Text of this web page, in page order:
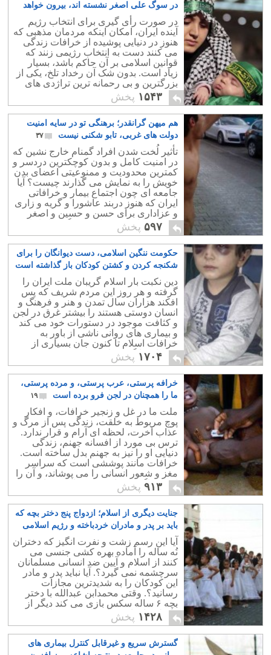
در سوگ علی اصغر نشسته اند، بیرون خواهد
در صورت رأی گیری برای انتخاب رژیم
آینده ایران، امکان اینکه مردمان مذهبی که
هنوز در دنیایی پوشیده از خرافات زندگی
می کنند دست به انتخاب رژیمی زنند که
قوانین اسلامی بر آن حاکم باشد، بسیار
زیاد است. بدون شک آن رخداد تلخ، یکی از
بزرگترین و بی رحمانه ترین تراژدی های
تاریخ ایران زمین خواهد بود.
۱۵۴۳ پخش
هم میهن گرانقدر؛ برهنگی تو در سایه امنیت
دولت های غربی، تابو شکنی نیست
۳۷
تأثیر لُخت شدن افراد گمنام خارج نشین که
در امنیت کامل و بدون کوچکترین دردسر و
کمترین محدودیت و ممنوعیتی اعضای بدن
خویش را به نمایش می گذارند چیست؟ آیا
جامعه ای چون اجتماع بیمار و خرافاتی
ایران که هنوز دربند عاشورا و گریه و زاری
و عزاداری برای حسن و حسین و اصغر
است، توانایی هضم این برهنگی ها را دارد؟
۵۹۷ پخش
حکومت ننگین اسلامی، دست دیوانگان را برای
شکنجه کردن و کشتن کودکان باز گذاشته است
۱۲
دین نکبت بار اسلام گریبان ملت ایران را
گرفته و هر روز این مردم شریف که پس
افکند هزاران سال تمدن و هنر و فرهنگ و
انسان دوستی هستند را بیشتر غرق در لجن
و کثافت موجود در دستورات خود می کند
و بیماری های روانی ناشی از باور به
خرافات اسلام تا کنون جان بسیاری از
کودکان را گرفته است.
۱۷۰۴ پخش
خرافه پرستی، عرب پرستی، و مرده پرستی،
ما را همچنان در لجن فرو برده است
۱۹
ملت ما در غل و زنجیر خرافات، و افکار
پوچ مربوط به خلقت، زندگی پس از مرگ و
عذاب آخرت، لحظه ای آرام و قرار ندارد.
ترس بی مورد از افسانه جهنم، زندگی
دنیایی او را نیز به جهنم بدل ساخته است.
خرافات مانند پوششی است که سراسر
مغز و شعور انسانی را می پوشاند، و آن را
ازهرفراگیری و اندیشیدن باز می دارد.
۹۱۳ پخش
جنایت دیگری از اسلام؛ ازدواج پنج دختر بچه که
باید بر پدر و مادران خردباخته و رژیم اسلامی
تف ملامت انداخت
۷۸
آیا این رسم زشت و نفرت انگیز که دختران
نُه ساله را آماده بهره کشی جنسی می
کنند از اسلام و آیین ضد انسانی مسلمانان
سرچشمه نمی گیرد؟. آیا نباید پدر و مادر
این کودکان را به شدیدترین مجازات
رسانید؟. وقتی محمدابن عبدالله با دختر
بچه ۶ ساله سکس بازی می کند دیگر از
طفیله های او چه انتظاری می توان
داشت؟.
۱۴۲۸ پخش
گسترش سریع و غیرقابل کنترل بیماری های